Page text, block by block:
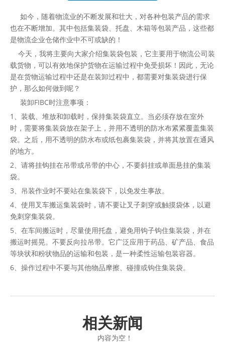
如今，随着物流业的不断发展和壮大，对各种包装产品的需求
也在不断增加。其中包括集装袋、托盘、木箱等包装产品，这些都
是物流企业仓储作业中不可或缺的！
今天，我将主要向大家介绍集装袋包装，它主要用于物流公司装
载货物，可以有效地保护货物在运输过程中免受损坏！因此，无论
是在货物运输过程中还是在装卸过程中，都需要对集装袋进行保
护，那么如何做到呢？
装卸FIBC时注意事项：
1、装载、堆放和卸载时，保持集装袋直立。当必须存放在室外
时，需要将集装袋放在架子上，并用不透明的防水布紧紧覆盖集装
袋。之后，用不透明的防水布或纸包裹集装袋，并将其放置在通风
的地方。
2、请将挂钩挂在吊带或吊带的中心，不要斜挂或单面悬挂的集装
袋。
3、吊装作业时不要站在集装袋下，以免发生事故。
4、使用叉车搬运集装袋时，请不要让叉子刺穿或触摸袋体，以避
免刺穿集装袋。
5、在车间搬运时，尽量使用托盘，避免用钩子钩住集装袋，并在
搬运时摇晃。不要反向拉吊带。它广泛应用于药品、矿产品、食品
等块状和粉状物品的运输和包装，是一种柔性运输包装容器。
6、操作过程中不要与其他物品摩擦、碰撞或钩住集装袋。
相关新闻
内容为空！